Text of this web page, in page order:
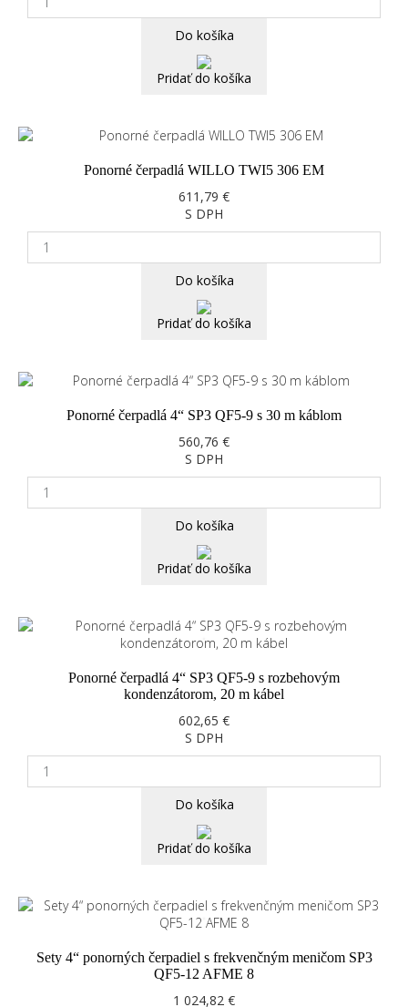
Do košíka
Pridať do košíka
Ponorné čerpadlá WILLO TWI5 306 EM
611,79 €
S DPH
Do košíka
Pridať do košíka
Ponorné čerpadlá 4“ SP3 QF5-9 s 30 m káblom
560,76 €
S DPH
Do košíka
Pridať do košíka
Ponorné čerpadlá 4“ SP3 QF5-9 s rozbehovým
kondenzátorom, 20 m kábel
602,65 €
S DPH
Do košíka
Pridať do košíka
Sety 4“ ponorných čerpadiel s frekvenčným meničom SP3
QF5-12 AFME 8
1 024,82 €